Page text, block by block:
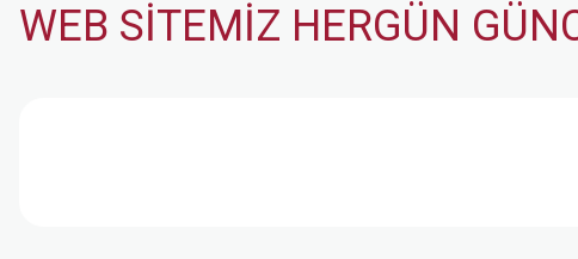
WEB SİTEMİZ HERGÜN